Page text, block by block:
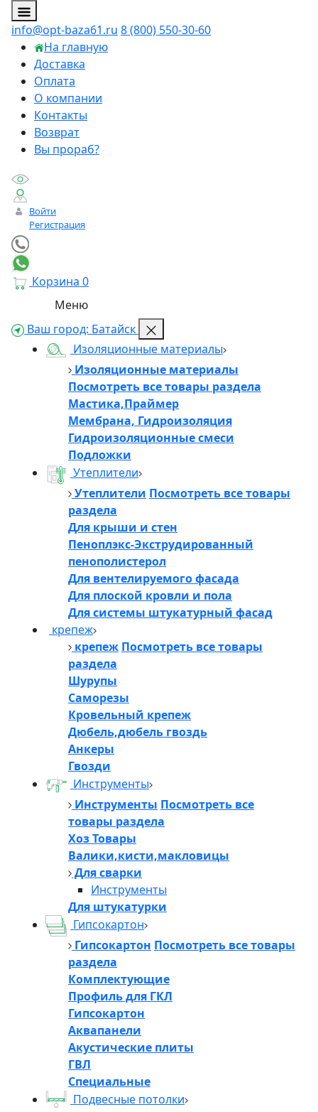
info@opt-baza61.ru 8 (800) 550-30-60
На главную
Доставка
Оплата
О компании
Контакты
Возврат
Вы прораб?
Войти
Регистрация
Корзина 0
Меню
Ваш город: Батайск
Изоляционные материалы
Изоляционные материалы
Посмотреть все товары раздела
Мастика,Праймер
Мембрана, Гидроизоляция
Гидроизоляционные смеси
Подложки
Утеплители
Утеплители Посмотреть все товары
раздела
Для крыши и стен
Пеноплэкс-Экструдированный
пенополистерол
Для вентелируемого фасада
Для плоской кровли и пола
Для системы штукатурный фасад
крепеж
крепеж Посмотреть все товары
раздела
Шурупы
Саморезы
Кровельный крепеж
Дюбель,дюбель гвоздь
Анкеры
Гвозди
Инструменты
Инструменты Посмотреть все
товары раздела
Хоз Товары
Валики,кисти,макловицы
Для сварки
Инструменты
Для штукатурки
Гипсокартон
Гипсокартон Посмотреть все товары
раздела
Комплектующие
Профиль для ГКЛ
Гипсокартон
Аквапанели
Акустические плиты
ГВЛ
Специальные
Подвесные потолки